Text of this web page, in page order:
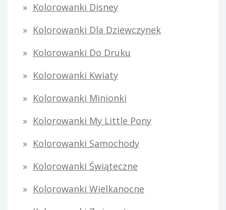
Kolorowanki Disney
Kolorowanki Dla Dziewczynek
Kolorowanki Do Druku
Kolorowanki Kwiaty
Kolorowanki Minionki
Kolorowanki My Little Pony
Kolorowanki Samochody
Kolorowanki Świąteczne
Kolorowanki Wielkanocne